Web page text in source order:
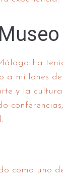
ha
millones
y la cultura
como uno